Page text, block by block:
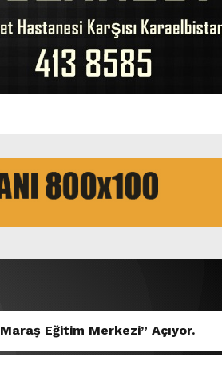
Eğitim Merkezi” Açıyor.